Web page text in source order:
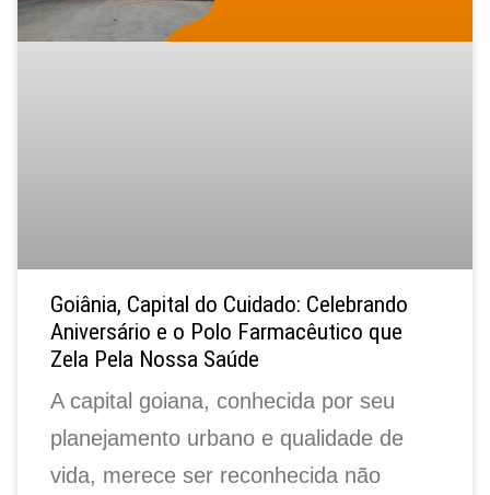
Goiânia, Capital do Cuidado: Celebrando
Aniversário e o Polo Farmacêutico que
Zela Pela Nossa Saúde
A capital goiana, conhecida por seu
planejamento urbano e qualidade de
vida, merece ser reconhecida não